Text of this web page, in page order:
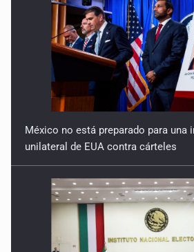
unilateral de EUA contra cárteles